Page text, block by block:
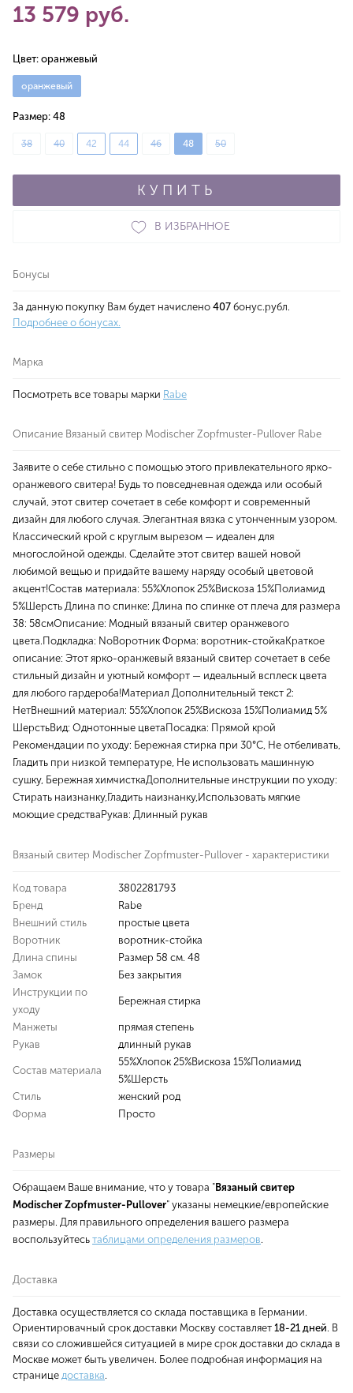
13 579 руб.
Цвет: оранжевый
оранжевый
Размер: 48
38 40 42 44 46 48 50
КУПИТЬ
В ИЗБРАННОЕ
Бонусы
За данную покупку Вам будет начислено 407 бонус.рубл.
Подробнее о бонусах.
Марка
Посмотреть все товары марки Rabe
Описание Вязаный свитер Modischer Zopfmuster-Pullover Rabe
Заявите о себе стильно с помощью этого привлекательного ярко-
оранжевого свитера! Будь то повседневная одежда или особый
случай, этот свитер сочетает в себе комфорт и современный
дизайн для любого случая. Элегантная вязка с утонченным узором.
Классический крой с круглым вырезом — идеален для
многослойной одежды. Сделайте этот свитер вашей новой
любимой вещью и придайте вашему наряду особый цветовой
акцент!Состав материала: 55%Хлопок 25%Вискоза 15%Полиамид
5%Шерсть Длина по спинке: Длина по спинке от плеча для размера
38: 58смОписание: Модный вязаный свитер оранжевого
цвета.Подкладка: NoВоротник Форма: воротник-стойкаКраткое
описание: Этот ярко-оранжевый вязаный свитер сочетает в себе
стильный дизайн и уютный комфорт — идеальный всплеск цвета
для любого гардероба!Материал Дополнительный текст 2:
НетВнешний материал: 55%Хлопок 25%Вискоза 15%Полиамид 5%
ШерстьВид: Однотонные цветаПосадка: Прямой крой
Рекомендации по уходу: Бережная стирка при 30°C, Не отбеливать,
Гладить при низкой температуре, Не использовать машинную
сушку, Бережная химчисткаДополнительные инструкции по уходу:
Стирать наизнанку,Гладить наизнанку,Использовать мягкие
моющие средстваРукав: Длинный рукав
Вязаный свитер Modischer Zopfmuster-Pullover - характеристики
Код товара
3802281793
Бренд
Rabe
Внешний стиль
простые цвета
Воротник
воротник-стойка
Длина спины
Размер 58 см. 48
Замок
Без закрытия
Инструкции по
уходу
Бережная стирка
Манжеты
прямая степень
Рукав
длинный рукав
Состав материала
55%Хлопок 25%Вискоза 15%Полиамид
5%Шерсть
Стиль
женский род
Форма
Просто
Размеры
Обращаем Ваше внимание, что у товара "Вязаный свитер
Modischer Zopfmuster-Pullover" указаны немецкие/европейские
размеры. Для правильного определения вашего размера
воспользуйтесь таблицами определения размеров.
Доставка
Доставка осуществляется со склада поставщика в Германии.
Ориентировачный срок доставки Москву составляет 18-21 дней. В
связи со сложившейся ситуацией в мире срок доставки до склада в
Москве может быть увеличен. Более подробная информация на
странице доставка.